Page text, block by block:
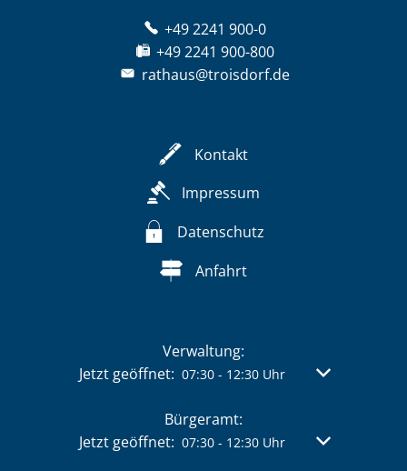
+49 2241 900-0
+49 2241 900-800
rathaus@troisdorf.de
Kontakt
Impressum
Datenschutz
Anfahrt
Verwaltung:
Klicken, um weitere Öffnungs- oder
Jetzt geöffnet: 07:30- 12:30Uhr Von 07:30
Bürgeramt:
Klicken, um weitere Öffnungs- oder
Jetzt geöffnet: 07:30- 12:30Uhr Von 07:30